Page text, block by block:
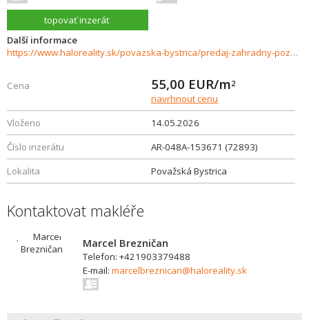
topovať inzerát
Další informace
https://www.haloreality.sk/povazska-bystrica/predaj-zahradny-pozemok-1852-m2-povazska-bystrica-jelsove---exkluzivne-halo-reality/72893
Cena 55,00 EUR/m2
navrhnout cenu
Vloženo
14.05.2026
Číslo inzerátu
AR-048A-153671 (72893)
Lokalita
Považská Bystrica
Kontaktovat makléře
Marcel Brezničan
Telefon: +421903379488
E-mail: marcelbreznican@haloreality.sk